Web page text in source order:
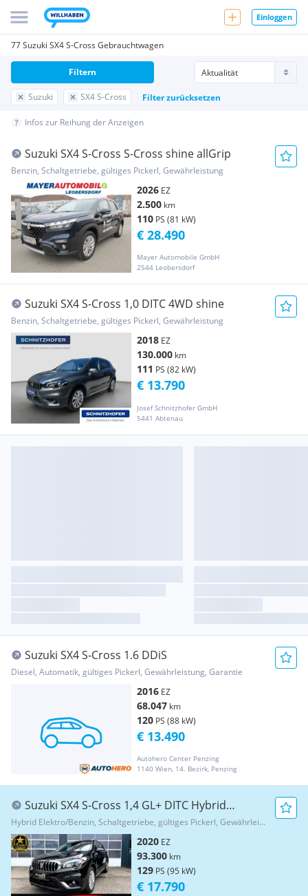
Einloggen
77 Suzuki SX4 S-Cross Gebrauchtwagen
Suzuki SX4 S-Cross Filter zurücksetzen
Filtern
Infos zur Reihung der Anzeigen
Suzuki SX4 S-Cross S-Cross shine allGrip
Benzin, Schaltgetriebe, gültiges Pickerl, Gewährleistung
2026 EZ
2.500 km
110 PS (81 kW)
Mayer Automobile GmbH
2544 Leobersdorf
€ 28.490
Suzuki SX4 S-Cross 1,0 DITC 4WD shine
Benzin, Schaltgetriebe, gültiges Pickerl, Gewährleistung
2018 EZ
130.000 km
111 PS (82 kW)
Josef Schnitzhofer GmbH
5441 Abtenau
€ 13.790
Suzuki SX4 S-Cross 1.6 DDiS
Diesel, Automatik, gültiges Pickerl, Gewährleistung, Garantie
2016 EZ
68.047 km
120 PS (88 kW)
Autohero Center Penzing
1140 Wien, 14. Bezirk, Penzing
€ 13.490
Suzuki SX4 S-Cross 1,4 GL+ DITC Hybrid
ALLGRIP GARANTI...
Hybrid Elektro/Benzin, Schaltgetriebe, gültiges Pickerl, Gewährleistung, Garantie
2020 EZ
93.300 km
129 PS (95 kW)
€ 17.790